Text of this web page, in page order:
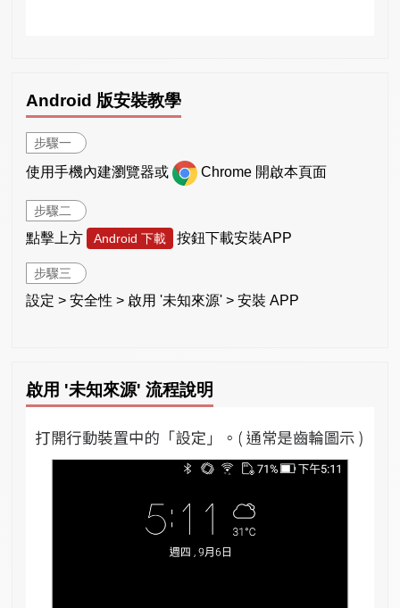
Android 版安裝教學
步驟一
使用手機內建瀏覽器或 Chrome 開啟本頁面
步驟二
點擊上方 Android 下載 按鈕下載安裝APP
步驟三
設定 > 安全性 > 啟用 '未知來源' > 安裝 APP
啟用 '未知來源' 流程說明